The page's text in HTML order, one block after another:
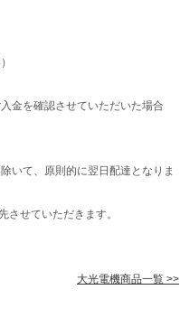
金を確認させていただいた場合
いて、原則的に翌日配達となりま
させていただきます。
大光電機商品一覧 >>